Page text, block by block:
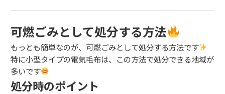
可燃ごみとして処分する方法
もっとも簡単なのが、可燃ごみとして処分する方法です
特に小型タイプの電気毛布は、この方法で処分できる地域が
多いです
処分時のポイント